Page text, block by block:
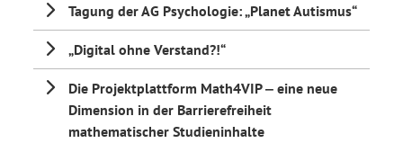
Tagung der AG Psychologie: „Planet Autismus“
„Digital ohne Verstand?!“
Die Projektplattform Math4VIP ‒ eine neue
Dimension in der Barrierefreiheit
mathematischer Studieninhalte